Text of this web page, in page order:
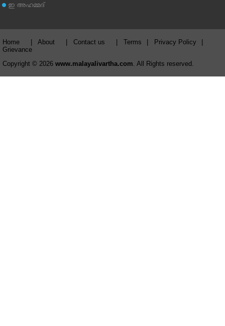
ഇ അഹമ്മദ്‌
Home About Contact us Terms Privacy Policy
Grievance
Copyright © 2026 www.malayalivartha.com . All Rights reserved.